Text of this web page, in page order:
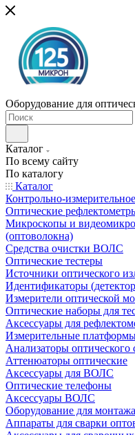
Оборудование для
Каталог
По всему сайту
По каталогу
Каталог
Контрольно-
Оптические
Микроскопы и
(оптоволокна)
Средства очистки ВОЛС
Оптические тестеры
Источники оптического
Идентификаторы
Измерители оптической
Оптические наборы для
Аксессуары для
Измерительные
Анализаторы оптического
Аттенюаторы оптические
Аксессуары для ВОЛС
Оптические телефоны
Аксессуары ВОЛС
Оборудование для
Аппараты для сварки